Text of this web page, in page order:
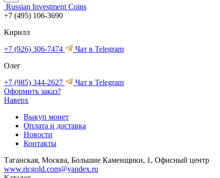
Russian Investment Coins
+7 (495) 106-3690
Кирилл
+7 (926) 306-7474
Чат в Telegram
Олег
+7 (985) 344-2627
Чат в Telegram
Оформить заказ?
Наверх
Выкуп монет
Оплата и доставка
Новости
Контакты
Таганская, Москва, Большие Каменщики, 1, Офисный центр
www.ricgold.com@yandex.ru